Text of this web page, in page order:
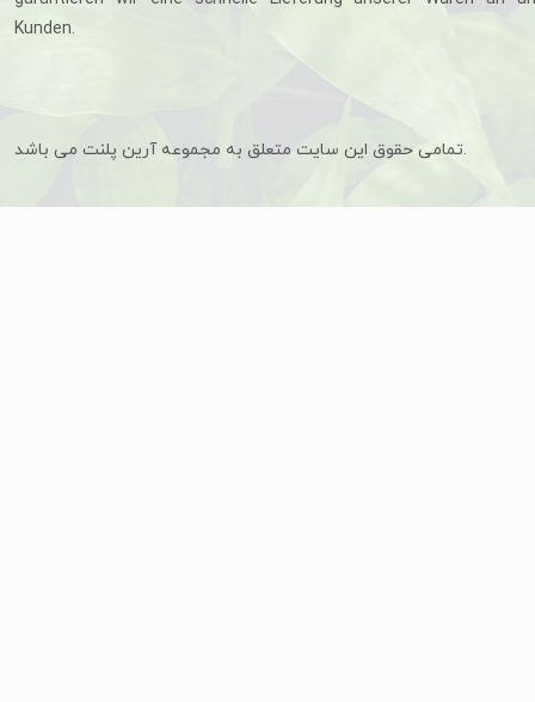
Kunden.
تمامی حقوق این سایت متعلق به مجموعه آرین پلنت می باشد.